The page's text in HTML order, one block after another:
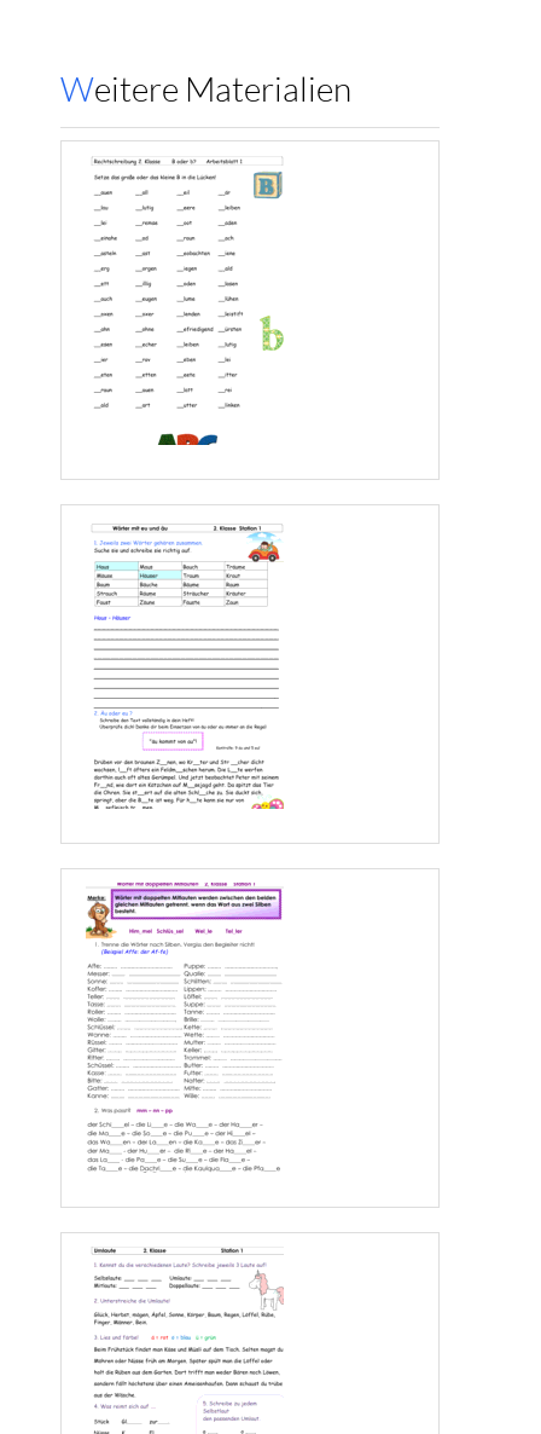
www.Klassenarbeiten.de
5. Setze n oder nn richtig ein.
Ma........  weiß nie, was in der Zukunft passiert.
Der Ma.......  erzählt eine spannende Geschichte.
Unser Papa ist ein toller Ma.................
Übungen zum „richtig schreiben“ für die 2. Klasse
daneben.
Schmetterling __________________
Freundinnen _____________________
auf dem Meeresgrund. ____________________________________
Piltse         können       essbahr      oder      giftik       sein.
___________________________________________________________________________
4. Nicht alle zusammengesetzten Wörter sind richtig geschrieben. Schreibe alle
Wörter richtig auf.
Verkehrschild ___________________________
Ohring _________________________________
5. Zerlege jedes Wort in seine Silben und schreibe sie auf die Zeilen daneben.
Beispiel: Telefon      Te-le-fon
Schwester ________________________
Schreibmaschine _____________________
freundlich ____________________________
Weitere Materialien